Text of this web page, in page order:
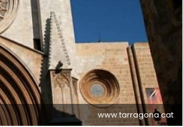
www.tarragona.cat